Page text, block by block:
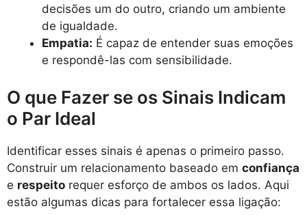
decisões um do outro, criando um ambiente
de igualdade.
Empatia: É capaz de entender suas emoções
e respondê-las com sensibilidade.
O que Fazer se os Sinais Indicam
o Par Ideal
Identificar esses sinais é apenas o primeiro passo.
Construir um relacionamento baseado em confiança
e respeito requer esforço de ambos os lados. Aqui
estão algumas dicas para fortalecer essa ligação: